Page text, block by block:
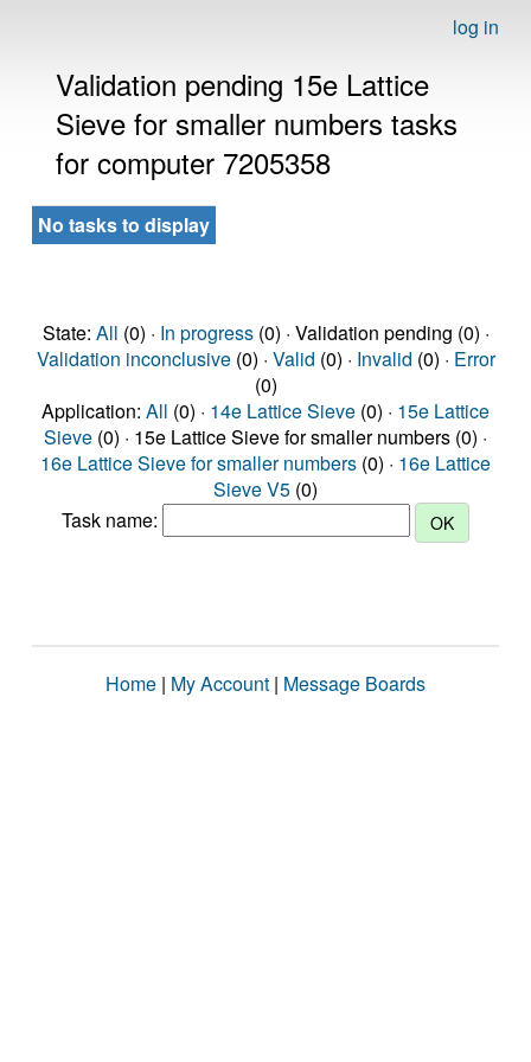
log in
Validation pending 15e Lattice
Sieve for smaller numbers tasks
for computer 7205358
No tasks to display
State: All (0) · In progress(0) · Validation pending (0) ·
Validation inconclusive(0) · Valid (0) · Invalid (0) · Error
(0)
Application: All (0) · 14e Lattice Sieve (0) · 15e Lattice
Sieve (0) · 15e Lattice Sieve for smaller numbers (0) ·
16e Lattice Sieve for smaller numbers (0) · 16e Lattice
Sieve V5 (0)
Task name:
Home | My Account | Message Boards